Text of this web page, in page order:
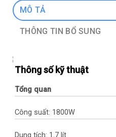
MÔ TẢ
THÔNG TIN BỔ SUNG
Thông số kỹ thuật
Tổng quan
Công suất: 1800W
Dung tích: 1.7 lít